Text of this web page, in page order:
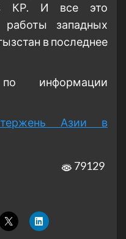
в КР. И все это
работы западных
в последнее
информации
Азии в
79129